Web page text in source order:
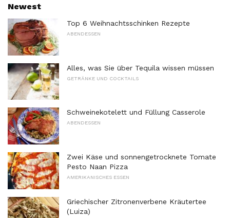
Newest
Top 6 Weihnachtsschinken Rezepte
ABENDESSEN
Alles, was Sie über Tequila wissen müssen
GETRÄNKE UND COCKTAILS
Schweinekotelett und Füllung Casserole
ABENDESSEN
Zwei Käse und sonnengetrocknete Tomate
Pesto Naan Pizza
AMERIKANISCHES ESSEN
Griechischer Zitronenverbene Kräutertee
(Luiza)